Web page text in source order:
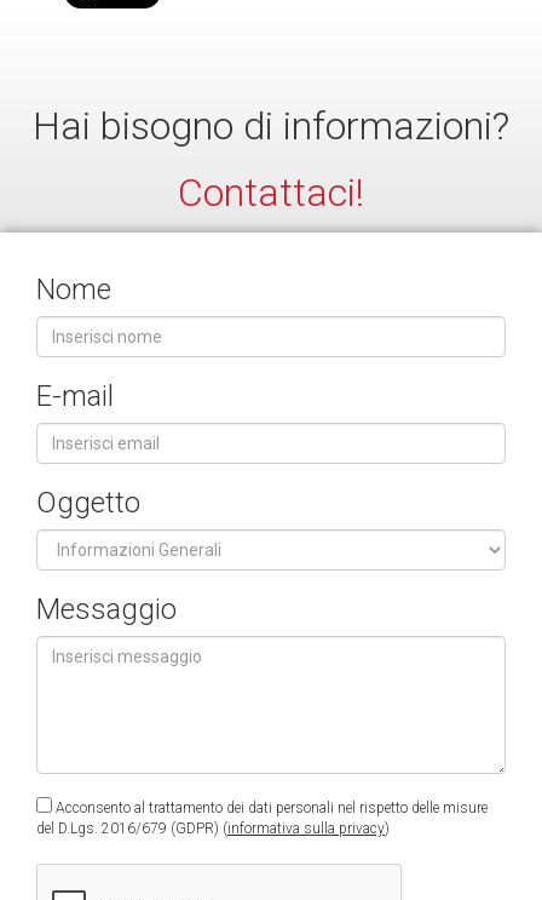
Hai bisogno di informazioni?
Contattaci!
Nome
E-mail
Oggetto
Messaggio
Acconsento al trattamento dei dati personali nel rispetto delle misure
del D.Lgs. 2016/679 (GDPR) (informativa sulla privacy)